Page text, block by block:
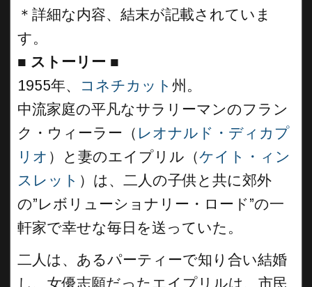
＊詳細な内容、結末が記載されていま
す。
■ ストーリー ■
1955年、
コネチカット 州。
中流家庭の平凡なサラリーマンのフラン
ク・ウィーラー（ レオナルド・ディカプ
リオ ）と妻のエイプリル（ケイト・ィン
スレット ）は、二人の子供と共に郊外
の”レボリューショナリー・ロード”の一
軒家で幸せな毎日を送っていた。
二人は、あるパーティーで知り合い結婚
し、女優志願だったエイプリルは、市民